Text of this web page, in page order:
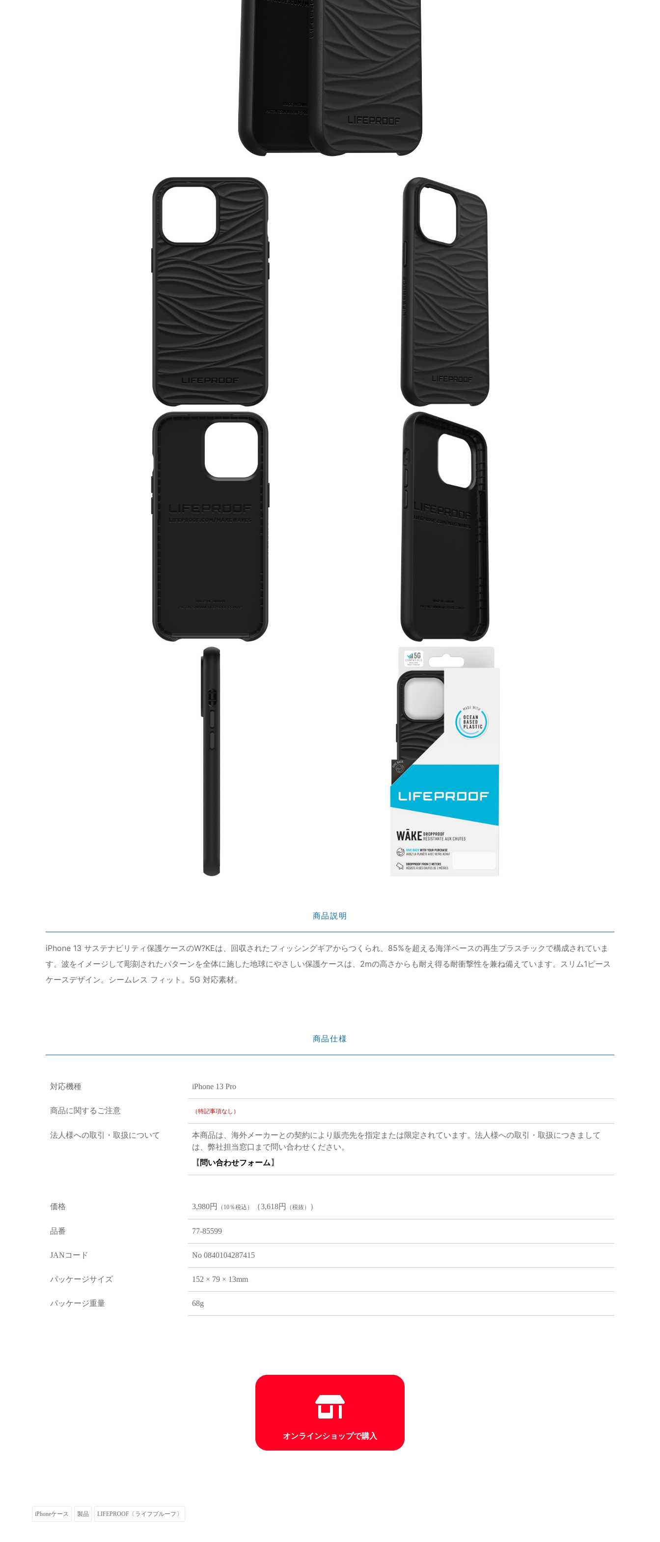
商品説明
iPhone 13 サステナビリティ保護ケースのW?KEは、回収されたフィッシングギアからつくられ、85%を超える海洋ベースの再生プラスチックで構成されていま
す。波をイメージして彫刻されたパターンを全体に施した地球にやさしい保護ケースは、2mの高さからも耐え得る耐衝撃性を兼ね備えています。スリム1ピース
ケースデザイン。シームレス フィット。5G 対応素材。
商品仕様
対応機種 iPhone 13 Pro
商品に関するご注意 （特記事項なし）
法人様への取引・取扱について
本商品は、海外メーカーとの契約により販売先を指定または限定されています。法人様への取引・取扱につきまして
は、弊社担当窓口まで問い合わせください。
【 問い合わせフォーム 】
価格 3,980円 （10％税込） （3,618円 （税抜） ）
品番 77-85599
JANコード No 0840104287415
パッケージサイズ 152 × 79 × 13mm
パッケージ重量 68g
オンラインショップで購入
iPhoneケース 製品 LIFEPROOF〔ライフプルーフ〕